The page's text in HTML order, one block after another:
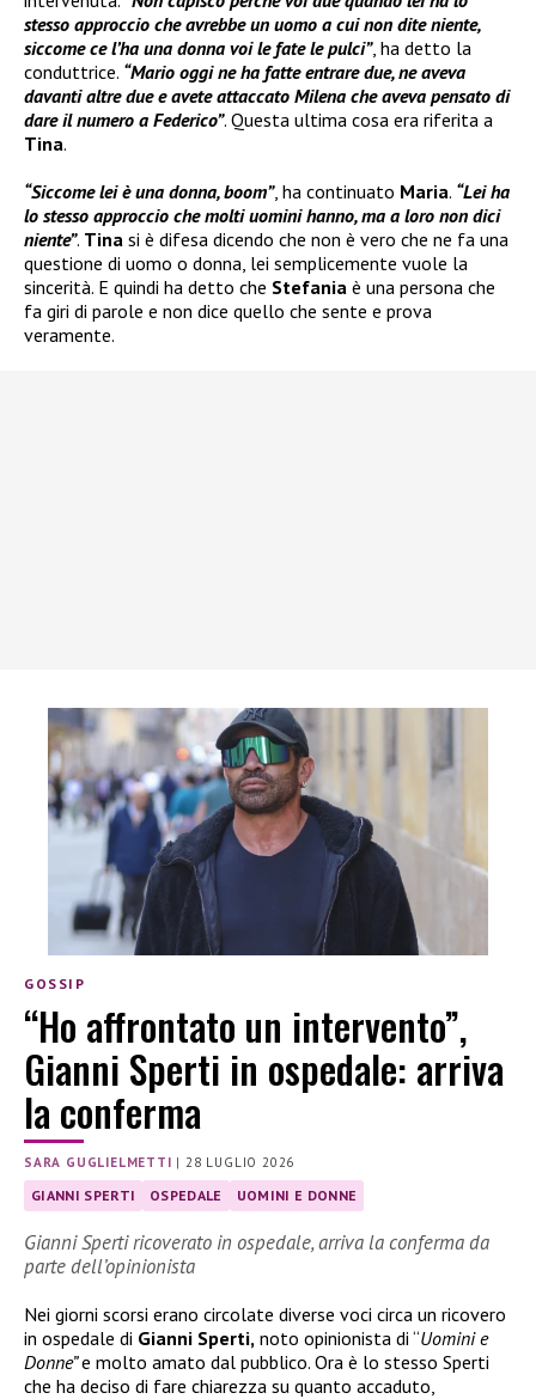
stesso approccio che avrebbe un uomo a cui non dite niente,
siccome ce l’ha una donna voi le fate le pulci”, ha detto la
conduttrice. “Mario oggi ne ha fatte entrare due, ne aveva
davanti altre due e avete attaccato Milena che aveva pensato di
dare il numero a Federico”. Questa ultima cosa era riferita a
Tina.
“Siccome lei è una donna, boom”, ha continuato Maria. “Lei ha
lo stesso approccio che molti uomini hanno, ma a loro non dici
niente”. Tina si è difesa dicendo che non è vero che ne fa una
questione di uomo o donna, lei semplicemente vuole la
sincerità. E quindi ha detto che Stefania è una persona che
fa giri di parole e non dice quello che sente e prova
veramente.
GOSSIP
“Ho affrontato un intervento”,
Gianni Sperti in ospedale: arriva
la conferma
SARA GUGLIELMETTI | 28 LUGLIO 2026
GIANNI SPERTI OSPEDALE UOMINI E DONNE
Gianni Sperti ricoverato in ospedale, arriva la conferma da
parte dell’opinionista
Nei giorni scorsi erano circolate diverse voci circa un ricovero
in ospedale di Gianni Sperti, noto opinionista di “Uomini e
Donne”e molto amato dal pubblico. Ora è lo stesso Sperti
che ha deciso di fare chiarezza su quanto accaduto,